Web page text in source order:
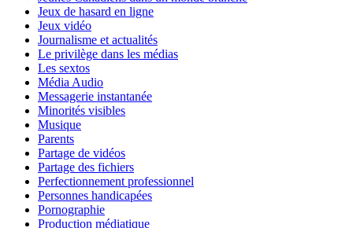
Jeux de hasard en ligne
Jeux vidéo
Journalisme et actualités
Le privilège dans les médias
Les sextos
Média Audio
Messagerie instantanée
Minorités visibles
Musique
Parents
Partage de vidéos
Partage des fichiers
Perfectionnement professionnel
Personnes handicapées
Pornographie
Production médiatique